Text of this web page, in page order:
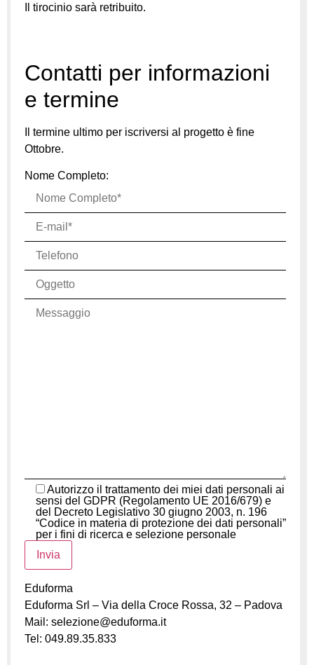
Il tirocinio sarà retribuito.
Contatti per informazioni
e termine
Il termine ultimo per iscriversi al progetto è fine
Ottobre.
Nome Completo:
Autorizzo il trattamento dei miei dati personali ai
sensi del GDPR (Regolamento UE 2016/679) e
del Decreto Legislativo 30 giugno 2003, n. 196
“Codice in materia di protezione dei dati personali”
per i fini di ricerca e selezione personale
Eduforma
Eduforma Srl – Via della Croce Rossa, 32 – Padova
Mail: selezione@eduforma.it
Tel: 049.89.35.833